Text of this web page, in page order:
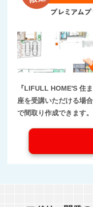
『LIFULL HOME'S 住
座を受講いただける場
で間取り作成できます。